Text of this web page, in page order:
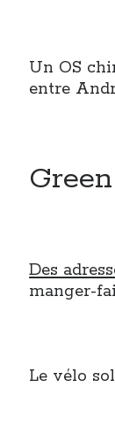
Un OS
entre
Green
Des
manger-
Le vélo